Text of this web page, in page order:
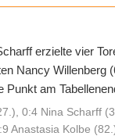
erzielte vier
Nancy Willenberg
Punkt am
0:4 Nina Scharff
Anastasia Kolbe